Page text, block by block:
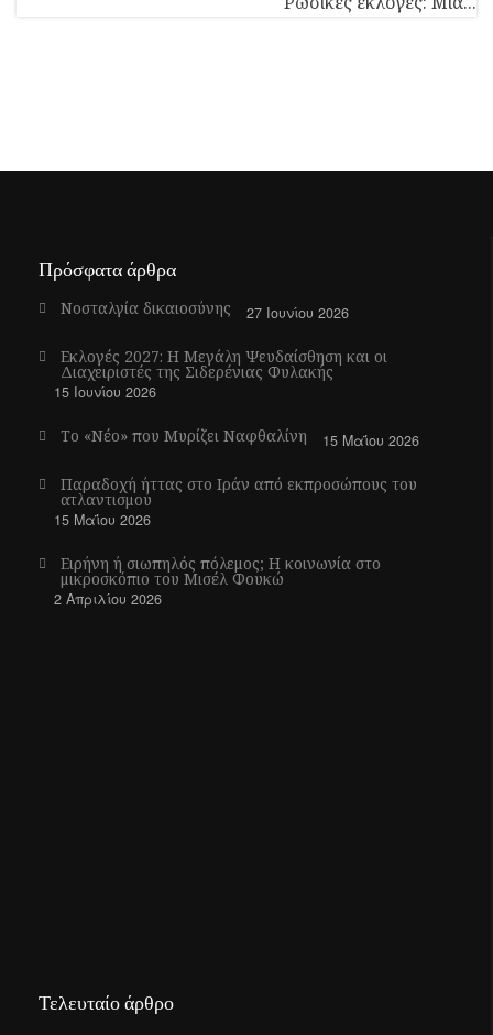
Πρόσφατα άρθρα
Νοσταλγία δικαιοσύνης 27 Ιουνίου 2026
Εκλογές 2027: Η Μεγάλη Ψευδαίσθηση και οι
Διαχειριστές της Σιδερένιας Φυλακής
15 Ιουνίου 2026
Το «Νέο» που Μυρίζει Ναφθαλίνη 15 Μαΐου 2026
Παραδοχή ήττας στο Ιράν από εκπροσώπους του
ατλαντισμού
15 Μαΐου 2026
Ειρήνη ή σιωπηλός πόλεμος; Η κοινωνία στο
μικροσκόπιο του Μισέλ Φουκώ
2 Απριλίου 2026
Τελευταίο άρθρο